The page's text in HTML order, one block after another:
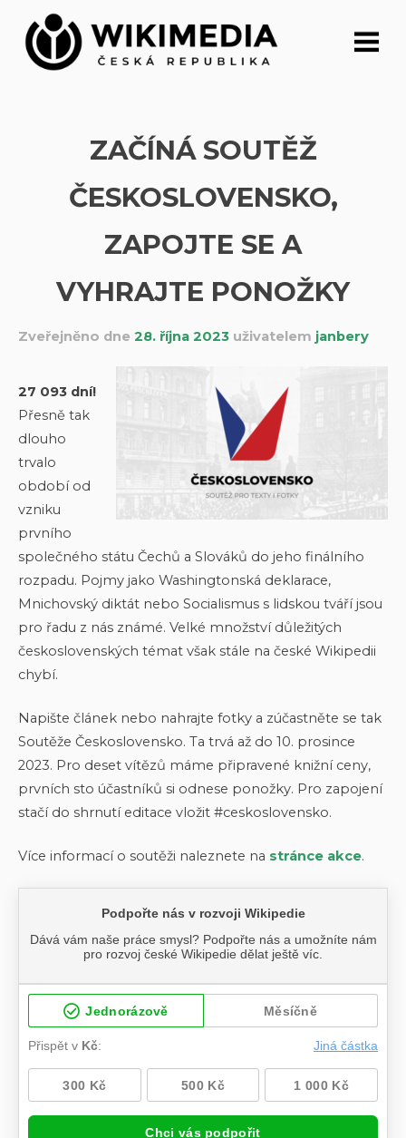
Přeskočit
obsah
ZAČÍNÁ SOUTĚŽ
ČESKOSLOVENSKO,
ZAPOJTE SE A
VYHRAJTE PONOŽKY
Zveřejněno dne 28. října 2023 uživatelem janbery
27 093 dní!
Přesně tak
dlouho
trvalo
období od
vzniku
prvního
společného státu Čechů a Slováků do jeho finálního
rozpadu. Pojmy jako Washingtonská deklarace,
Mnichovský diktát nebo Socialismus s lidskou tváří jsou
pro řadu z nás známé. Velké množství důležitých
československých témat však stále na české Wikipedii
chybí.
Napište článek nebo nahrajte fotky a zúčastněte se tak
Soutěže Československo. Ta trvá až do 10. prosince
2023. Pro deset vítězů máme připravené knižní ceny,
prvních sto účastníků si odnese ponožky. Pro zapojení
stačí do shrnutí editace vložit #ceskoslovensko.
Více informací o soutěži naleznete na stránce akce.